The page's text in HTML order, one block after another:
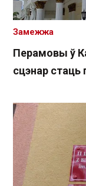
Перамовы ў
сцэнар
Замежжа